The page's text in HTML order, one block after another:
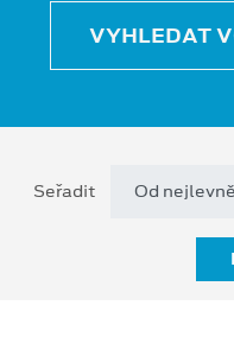
VYHLEDAT
Seřadit